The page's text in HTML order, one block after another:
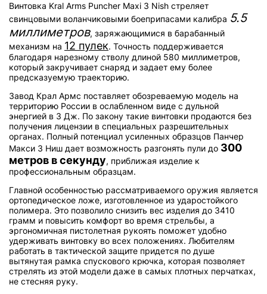
Винтовка Kral Arms Puncher Maxi 3 Nish стреляет
свинцовыми воланчиковыми боеприпасами калибра 5.5
миллиметров, заряжающимися в барабанный
механизм на 12 пулек. Точность поддерживается
благодаря нарезному стволу длиной 580 миллиметров,
который закручивает снаряд и задает ему более
предсказуемую траекторию.
Завод Крал Армс поставляет обозреваемую модель на
территорию России в ослабленном виде с дульной
энергией в 3 Дж. По закону такие винтовки продаются без
получения лицензии в специальных разрешительных
органах. Полный потенциал усиленных образцов Панчер
Макси 3 Ниш дает возможность разгонять пули до 300
метров в секунду, приближая изделие к
профессиональным образцам.
Главной особенностью рассматриваемого оружия является
ортопедическое ложе, изготовленное из ударостойкого
полимера. Это позволило снизить вес изделия до 3410
грамм и повысить комфорт во время стрельбы, а
эргономичная пистолетная рукоять поможет удобно
удерживать винтовку во всех положениях. Любителям
работать в тактической защите придется по душе
вытянутая рамка спускового крючка, которая позволяет
стрелять из этой модели даже в самых плотных перчатках,
не стесняя руку.